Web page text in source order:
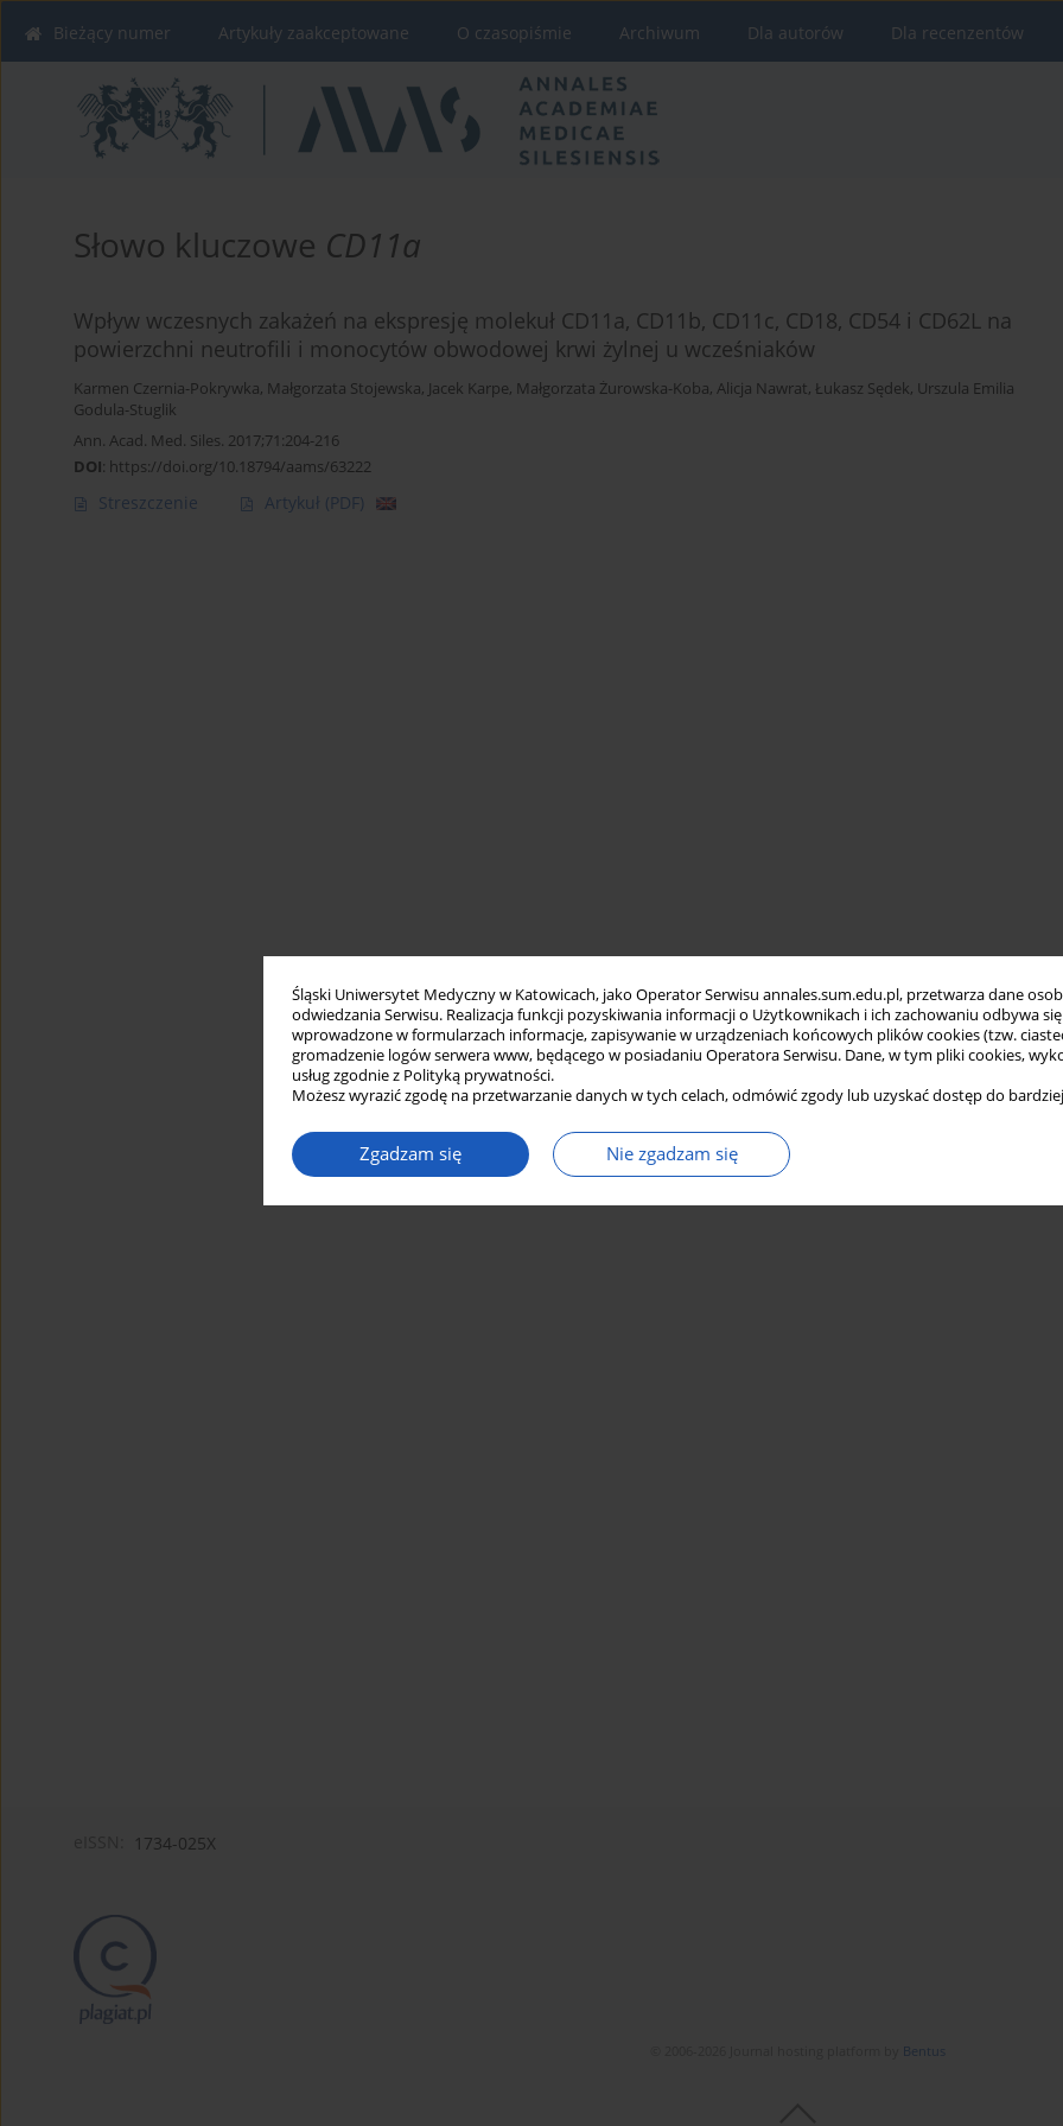
Śląski Uniwersytet Medyczny w Katowicach, jako Operator Serwisu annales.sum.edu.pl, przetwarza dane
odwiedzania Serwisu. Realizacja funkcji pozyskiwania informacji o Użytkownikach i ich zachowaniu odbywa
wprowadzone w formularzach informacje, zapisywanie w urządzeniach końcowych plików cookies (tzw.
gromadzenie logów serwera www, będącego w posiadaniu Operatora Serwisu. Dane, w tym pliki cookies,
usług zgodnie z Polityką prywatności.
Możesz wyrazić zgodę na przetwarzanie danych w tych celach, odmówić zgody lub uzyskać dostęp do
Zgadzam się Nie zgadzam się
Bieżący numer Artykuły zaakceptowane O czasopiśmie Archiwum Dla autorów Dla recenzentów
Słowo kluczowe CD11a
Wpływ wczesnych zakażeń na ekspresję molekuł CD11a, CD11b, CD11c, CD18, CD54 i CD62L na
powierzchni neutrofili i monocytów obwodowej krwi żylnej u wcześniaków
Karmen Czernia-Pokrywka, Małgorzata Stojewska, Jacek Karpe, Małgorzata Żurowska-Koba, Alicja Nawrat, Łukasz Sędek, Urszula Emilia
Godula-Stuglik
Ann. Acad. Med. Siles. 2017;71:204-216
DOI: https://doi.org/10.18794/aams/63222
Streszczenie Artykuł (PDF)
1734-025X
Bentus